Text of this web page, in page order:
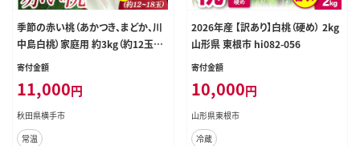
季節の赤い桃（あかつき、まどか、川
中島白桃）家庭用 約3kg（約12玉～1
8玉） 喜三郎農園 [秋田県 横手市 桃
寄付金額
11,000円
秋田県横手市
常温
2026年産 【訳あり】白桃（硬め） 2kg
山形県 東根市 hi082-056
寄付金額
10,000円
山形県東根市
冷蔵